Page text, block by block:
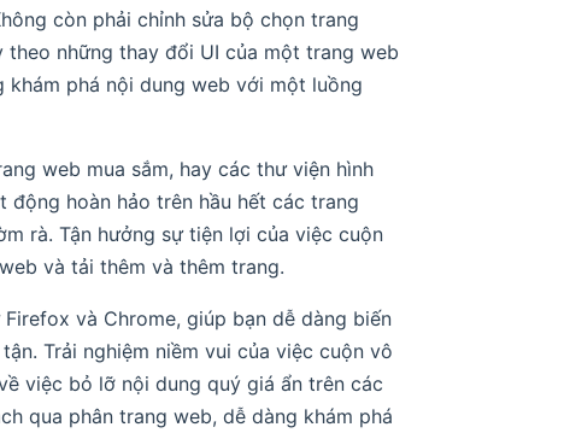
còn phải chỉnh sửa bộ chọn trang
những thay đổi UI của một trang web
phá nội dung web với một luồng
web mua sắm, hay các thư viện hình
động hoàn hảo trên hầu hết các trang
rà. Tận hưởng sự tiện lợi của việc cuộn
và tải thêm và thêm trang.
và Chrome, giúp bạn dễ dàng biến
Trải nghiệm niềm vui của việc cuộn vô
việc bỏ lỡ nội dung quý giá ẩn trên các
qua phân trang web, dễ dàng khám phá